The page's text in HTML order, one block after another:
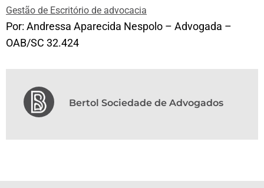
Gestão de Escritório de advocacia
Por: Andressa Aparecida Nespolo – Advogada –
OAB/SC 32.424
Bertol Sociedade de Advogados